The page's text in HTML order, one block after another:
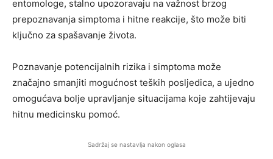
entomologe, stalno upozoravaju na važnost brzog
prepoznavanja simptoma i hitne reakcije, što može biti
ključno za spašavanje života.
Poznavanje potencijalnih rizika i simptoma može
značajno smanjiti mogućnost teških posljedica, a ujedno
omogućava bolje upravljanje situacijama koje zahtijevaju
hitnu medicinsku pomoć.
Sadržaj se nastavlja nakon oglasa